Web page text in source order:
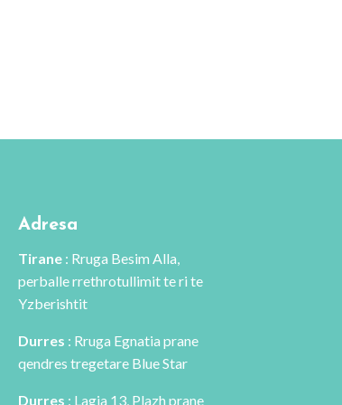
Adresa
Tirane : Rruga Besim Alla,
perballe rrethrotullimit te ri te
Yzberishtit
Durres : Rruga Egnatia prane
qendres tregetare Blue Star
Durres : Lagja 13, Plazh prane